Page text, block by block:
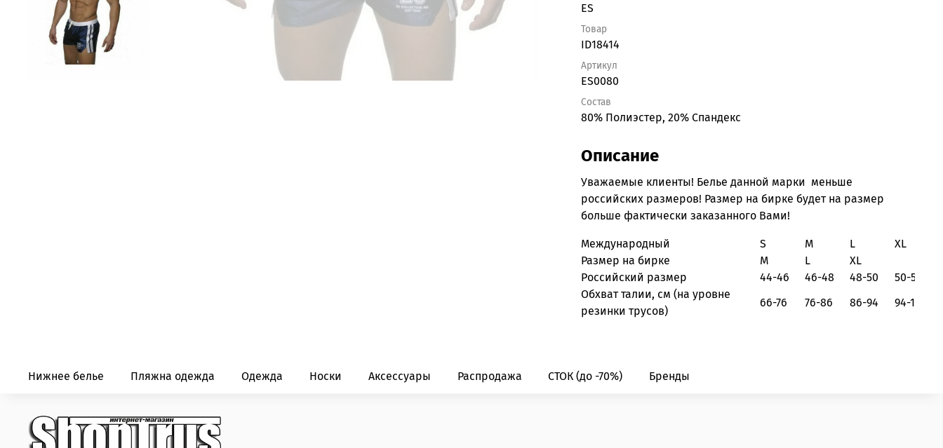
ES
Товар
ID18414
Артикул
ES0080
Состав
80% Полиэстер, 20% Спандекс
Описание
Уважаемые клиенты! Белье данной марки меньше
российских размеров! Размер на бирке будет на размер
больше фактически заказанного Вами!
Международный S M L
XL
Размер на бирке
M L
XL
Российский размер
44-46 46-48 48-50
50-52
Обхват талии, см(на уровне
резинки трусов)
66-76 76-86 86-94 94-102
Нижнее белье Пляжна одежда Одежда Носки Аксессуары Распродажа СТОК (до -70%) Бренды